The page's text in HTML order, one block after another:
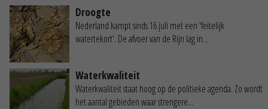
Droogte
Nederland kampt sinds 16 juli met een 'feitelijk
watertekort'. De afvoer van de Rijn lag in...
Waterkwaliteit
Waterkwaliteit staat hoog op de politieke agenda. Zo wordt
het aantal gebieden waar strengere...